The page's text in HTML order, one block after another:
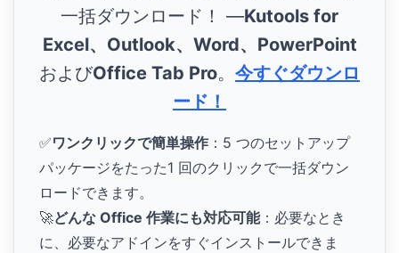
一括ダウンロード！ ―Kutools for
Excel、Outlook、Word、PowerPoint
およびOffice Tab Pro。 今すぐダウンロ
ード！
✅ワンクリックで簡単操作 ：5 つのセットアップ
パッケージをたった1 回のクリックで一括ダウン
ロードできます。
🚀どんな Office 作業にも対応可能：必要なとき
に、必要なアドインをすぐインストールできま